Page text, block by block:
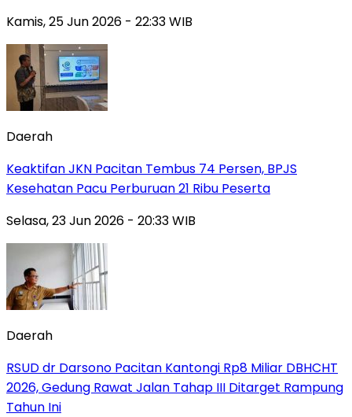
Kamis, 25 Jun 2026 - 22:33 WIB
Daerah
Keaktifan JKN Pacitan Tembus 74 Persen, BPJS
Kesehatan Pacu Perburuan 21 Ribu Peserta
Selasa, 23 Jun 2026 - 20:33 WIB
Daerah
RSUD dr Darsono Pacitan Kantongi Rp8 Miliar DBHCHT
2026, Gedung Rawat Jalan Tahap III Ditarget Rampung
Tahun Ini